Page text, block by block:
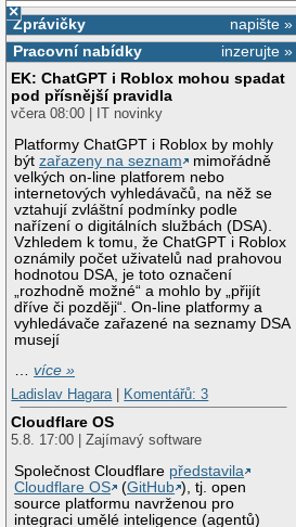
×
napište »
Zprávičky
inzerujte »
Pracovní nabídky
EK: ChatGPT i Roblox mohou spadat
pod přísnější pravidla
včera 08:00 | IT novinky
Platformy ChatGPT i Roblox by mohly
býtzařazeny na seznam
mimořádně
velkých on-line platforem nebo
internetových vyhledávačů, na něž se
vztahují zvláštní podmínky podle
nařízení o digitálních službách (DSA).
Vzhledem k tomu, že ChatGPT i Roblox
oznámily počet uživatelů nad prahovou
hodnotou DSA, je toto označení
„rozhodně možné“ a mohlo by „přijít
dříve či později“. On-line platformy a
vyhledávače zařazené na seznamy DSA
musejí
…více »
Ladislav Hagara
Komentářů: 3
Cloudflare OS
5.8. 17:00 | Zajímavý software
Společnost Cloudflare představila
Cloudflare OS
(GitHub ), tj. open
source platformu navrženou pro
integraci umělé inteligence (agentů)